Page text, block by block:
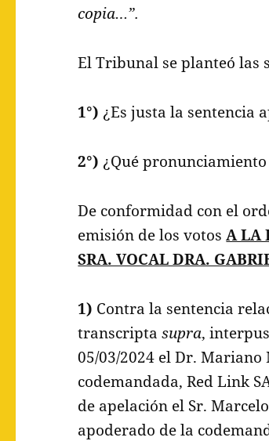
copia…”.
El Tribunal se planteó las
1°) ¿Es justa la sentencia
2°) ¿Qué
De conformidad con el
emisión de los votosA LA
SRA. VOCAL DRA.
1) Contra la sentencia
transcriptasupra,
05/03/2024 el Dr.
codemandada, Red Link
de apelación el Sr.
apoderado de la